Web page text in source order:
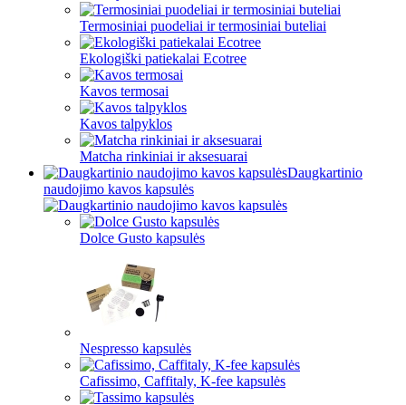
Termosiniai puodeliai ir termosiniai buteliai
Ekologiški patiekalai Ecotree
Kavos termosai
Kavos talpyklos
Matcha rinkiniai ir aksesuarai
Daugkartinio
naudojimo kavos kapsulės
Dolce Gusto kapsulės
Nespresso kapsulės
Cafissimo, Caffitaly, K-fee kapsulės